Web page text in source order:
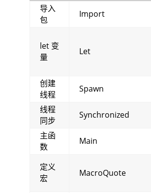
导入
包
Import
let 变
量
Let
创建
线程
Spawn
线程
同步
Synchronized
主函
数
Main
定义
宏
MacroQuote